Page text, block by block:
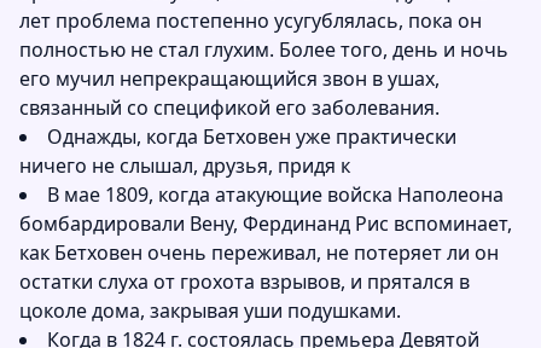
лет проблема постепенно усугублялась, пока он
полностью не стал глухим. Более того, день и ночь
его мучил непрекращающийся звон в ушах,
связанный со спецификой его заболевания.
Однажды, когда Бетховен уже практически
ничего не слышал, друзья, придя к
В мае 1809, когда атакующие войска Наполеона
бомбардировали Вену, Фердинанд Рис вспоминает,
как Бетховен очень переживал, не потеряет ли он
остатки слуха от грохота взрывов, и прятался в
цоколе дома, закрывая уши подушками.
Когда в 1824 г. состоялась премьера Девятой